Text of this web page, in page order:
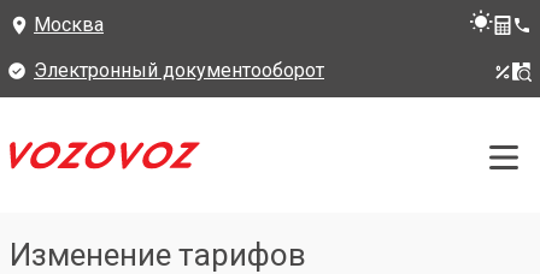
Москва
Электронный документооборот
Изменение тарифов